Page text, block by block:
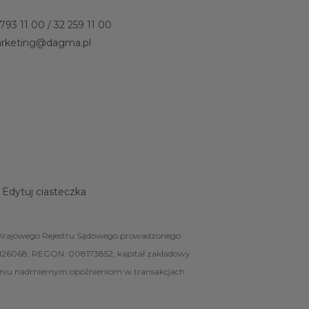
11 00 /32 259 11 00
Edytuj ciasteczka
Rejestru Sądowego prowadzonego
REGON: 008173852, kapitał zakładowy
nadmiernym opóźnieniom w transakcjach